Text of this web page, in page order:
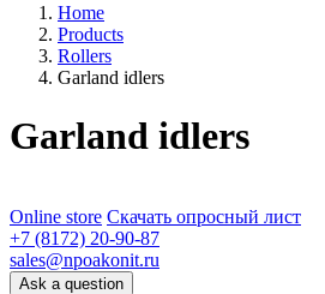
Home
Products
Rollers
Garland idlers
Garland idlers
Online store Скачать опросный лист
+7 (8172) 20-90-87
sales@npoakonit.ru
Ask a question